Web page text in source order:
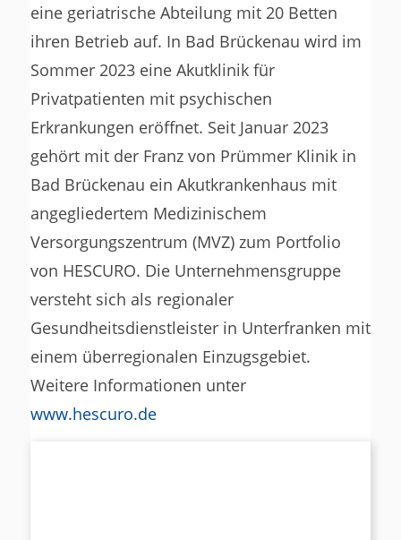
eine geriatrische Abteilung mit 20 Betten
ihren Betrieb auf. In Bad Brückenau wird im
Sommer 2023 eine Akutklinik für
Privatpatienten mit psychischen
Erkrankungen eröffnet. Seit Januar 2023
gehört mit der Franz von Prümmer Klinik in
Bad Brückenau ein Akutkrankenhaus mit
angegliedertem Medizinischem
Versorgungszentrum (MVZ) zum Portfolio
von HESCURO. Die Unternehmensgruppe
versteht sich als regionaler
Gesundheitsdienstleister in Unterfranken mit
einem überregionalen Einzugsgebiet.
Weitere Informationen unter
www.hescuro.de